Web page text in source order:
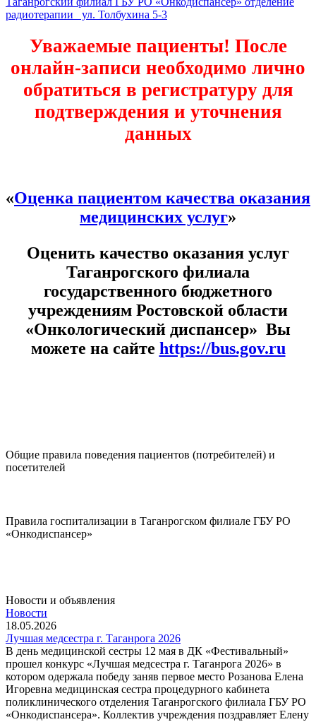
радиотерапии ул. Толбухина 5-3
Уважаемые пациенты! После
онлайн-записи необходимо лично
обратиться в регистратуру для
подтверждения и уточнения
данных
«Оценка пациентом качества оказания
медицинских услуг»
Оценить качество оказания услуг
Таганрогского филиала
государственного бюджетного
учреждениям Ростовской области
«Онкологический диспансер» Вы
можете на сайте https://bus.gov.ru
Общие правила поведения пациентов (потребителей) и
посетителей
Правила госпитализации в Таганрогском филиале ГБУ РО
«Онкодиспансер»
Новости и объявления
Новости
18.05.2026
Лучшая медсестра г. Таганрога 2026
В день медицинской сестры 12 мая в ДК «Фестивальный»
прошел конкурс «Лучшая медсестра г. Таганрога 2026» в
котором одержала победу заняв первое место Розанова Елена
Игоревна медицинская сестра процедурного кабинета
поликлинического отделения Таганрогского филиала ГБУ РО
«Онкодиспансера». Коллектив учреждения поздравляет Елену